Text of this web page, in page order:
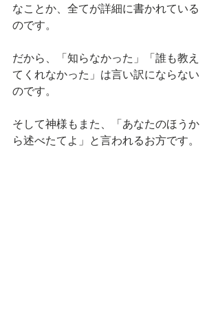
なことか、全てが詳細に書かれている
のです。
だから、「知らなかった」「誰も教え
てくれなかった」は言い訳にならない
のです。
そして神様もまた、「あなたのほうか
ら述べたてよ」と言われるお方です。